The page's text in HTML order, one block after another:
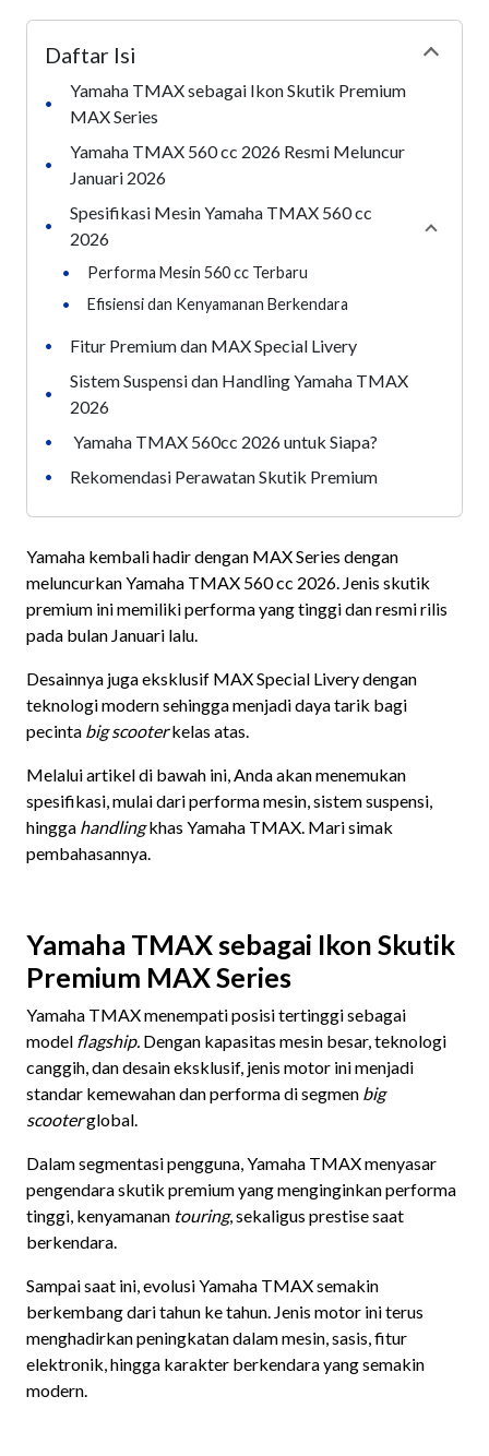
Daftar Isi
•
Yamaha TMAX sebagai Ikon Skutik Premium
MAX Series
•
Yamaha TMAX 560 cc 2026 Resmi Meluncur
Januari 2026
•
Spesifikasi Mesin Yamaha TMAX 560 cc
2026
•
Performa Mesin 560 cc Terbaru
•
Efisiensi dan Kenyamanan Berkendara
• Fitur Premium dan MAX Special Livery
•
Sistem Suspensi dan Handling Yamaha TMAX
2026
• Yamaha TMAX 560cc 2026 untuk Siapa?
• Rekomendasi Perawatan Skutik Premium
Yamaha kembali hadir dengan MAX Series dengan
meluncurkan Yamaha TMAX 560 cc 2026. Jenis skutik
premium ini memiliki performa yang tinggi dan resmi rilis
pada bulan Januari lalu.
Desainnya juga eksklusif MAX Special Liverydengan
teknologi modern sehingga menjadi daya tarik bagi
pecinta big scooterkelas atas.
Melalui artikel di bawah ini, Anda akan menemukan
spesifikasi, mulai dari performa mesin, sistem suspensi,
hingga handlingkhas Yamaha TMAX. Mari simak
pembahasannya.
Yamaha TMAX sebagai Ikon Skutik
Premium MAX Series
Yamaha TMAX menempati posisi tertinggi sebagai
model flagship. Dengan kapasitas mesin besar, teknologi
canggih, dan desain eksklusif, jenis motor ini menjadi
standar kemewahan dan performa di segmen big
scooterglobal.
Dalam segmentasi pengguna, Yamaha TMAX menyasar
pengendara skutik premium yang menginginkan performa
tinggi, kenyamanan touring, sekaligus prestise saat
berkendara.
Sampai saat ini, evolusi Yamaha TMAX semakin
berkembang dari tahun ke tahun. Jenis motor ini terus
menghadirkan peningkatan dalam mesin, sasis, fitur
elektronik, hingga karakter berkendara yang semakin
modern.